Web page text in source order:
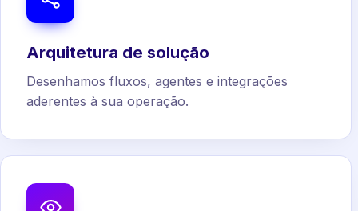
Arquitetura de solução
Desenhamos fluxos, agentes e integrações
aderentes à sua operação.